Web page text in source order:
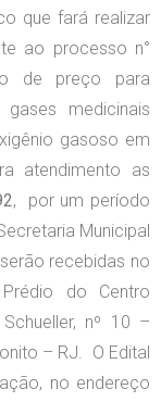
que fará realizar
ao processo n°
de preço para
medicinais
gasoso em
atendimento as
, por um período
Municipal
recebidas no
do Centro
nº 10 –
– RJ. O Edital
no endereço